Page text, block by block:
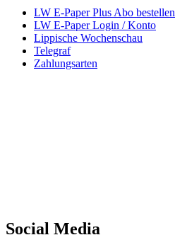
LW E-Paper Plus Abo bestellen
LW E-Paper Login / Konto
Lippische Wochenschau
Telegraf
Zahlungsarten
Social Media